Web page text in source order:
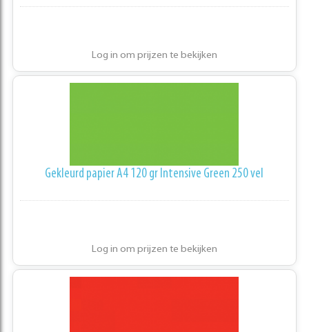
Log in om prijzen te bekijken
Gekleurd papier A4 120 gr Intensive Green 250 vel
Log in om prijzen te bekijken